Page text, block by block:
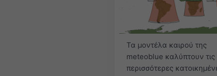
Τα μοντέλα καιρού της
meteoblue καλύπτουν τις
περισσότερες